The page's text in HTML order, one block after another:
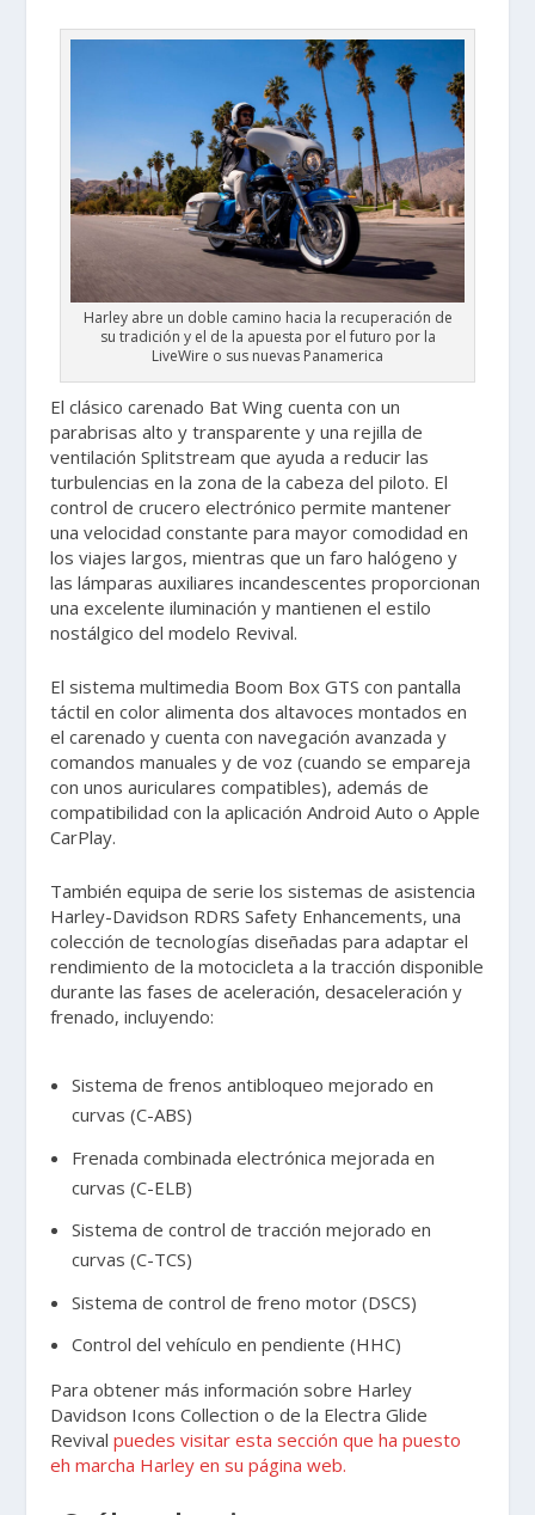
Harley abre un doble camino hacia la recuperación de
su tradición y el de la apuesta por el futuro por la
LiveWire o sus nuevas Panamerica
El clásico carenado Bat Wing cuenta con un
parabrisas alto y transparente y una rejilla de
ventilación Splitstream que ayuda a reducir las
turbulencias en la zona de la cabeza del piloto. El
control de crucero electrónico permite mantener
una velocidad constante para mayor comodidad en
los viajes largos, mientras que un faro halógeno y
las lámparas auxiliares incandescentes proporcionan
una excelente iluminación y mantienen el estilo
nostálgico del modelo Revival.
El sistema multimedia Boom Box GTS con pantalla
táctil en color alimenta dos altavoces montados en
el carenado y cuenta con navegación avanzada y
comandos manuales y de voz (cuando se empareja
con unos auriculares compatibles), además de
compatibilidad con la aplicación Android Auto o Apple
CarPlay.
También equipa de serie los sistemas de asistencia
Harley-Davidson RDRS Safety Enhancements, una
colección de tecnologías diseñadas para adaptar el
rendimiento de la motocicleta a la tracción disponible
durante las fases de aceleración, desaceleración y
frenado, incluyendo:
Sistema de frenos antibloqueo mejorado en
curvas (C-ABS)
Frenada combinada electrónica mejorada en
curvas (C-ELB)
Sistema de control de tracción mejorado en
curvas (C-TCS)
Sistema de control de freno motor (DSCS)
Control del vehículo en pendiente (HHC)
Para obtener más información sobre Harley
Davidson Icons Collection o de la Electra Glide
Revivalpuedes visitar esta sección que ha puesto
eh marcha Harley en su página web.